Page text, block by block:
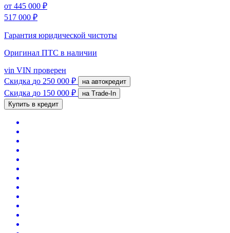
от 445 000 ₽
517 000 ₽
Гарантия юридической чистоты
Оригинал ПТС в наличии
vin VIN проверен
Скидка до 250 000 ₽ на автокредит
Скидка до 150 000 ₽
на Trade-In
Купить в кредит